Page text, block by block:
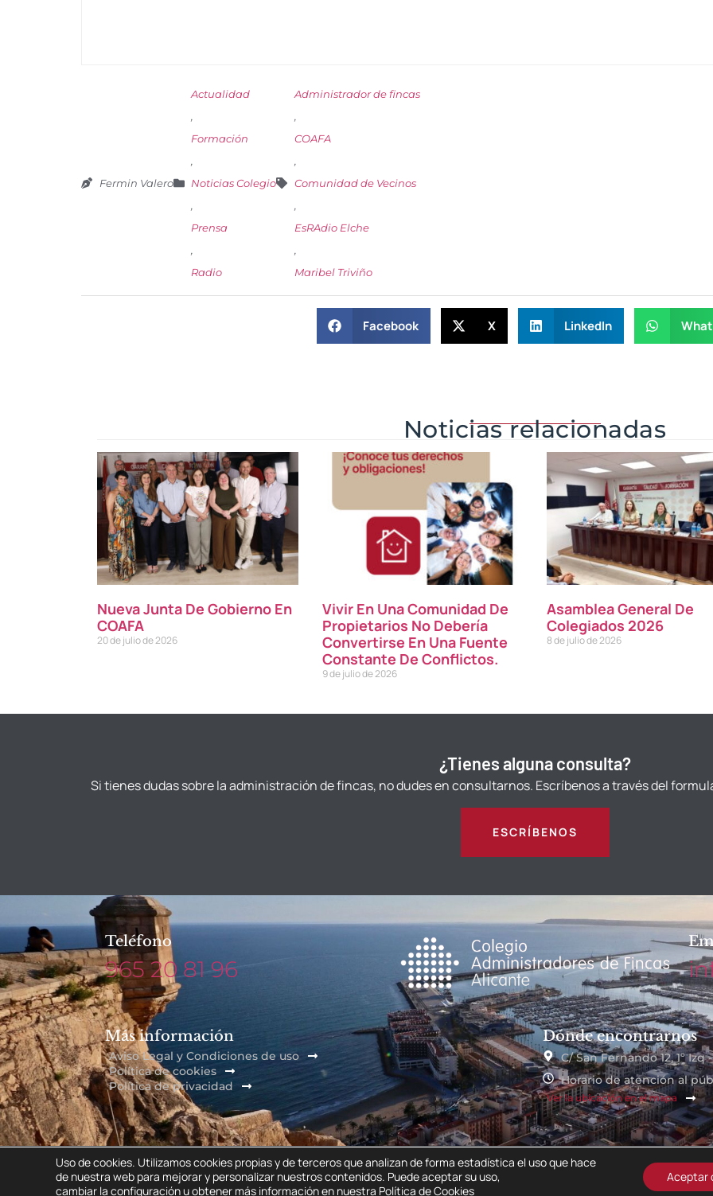
Fermin Valero
Actualidad
,
Formación
,
Noticias Colegio
,
Prensa
,
Radio
Administrador de fincas
,
COAFA
,
Comunidad de Vecinos
,
EsRAdio Elche
,
Maribel Triviño
Facebook X LinkedIn
Noticias relacionadas
Nueva Junta De Gobierno En
COAFA
20 de julio de 2026
Vivir En Una Comunidad De
Propietarios No Debería
Convertirse En Una Fuente
Constante De Conflictos.
9 de julio de 2026
Asamblea General De
Colegiados 2026
8 de julio de 2026
¿Tienes alguna consulta?
Si tienes dudas sobre la administración de fincas, no dudes en consultarnos. Escríbenos a través del
ESCRÍBENOS
Teléfono
965 20 81 96
Más información
Aviso Legal y Condiciones de uso
Política de cookies
Política de privacidad
Dónde encontrarnos
C/ San Fernando 12, 1º
Horario de atención al
Ver la ubicación en el mapa
COAFA © 2026. Todos los derechos reservados.
Uso de cookies. Utilizamos cookies propias y de terceros que analizan de forma estadística el uso que hace
de nuestra web para mejorar y personalizar nuestros contenidos. Puede aceptar su uso,
cambiar la configuraciónu obtener más información en nuestra Política de Cookies
Aceptar